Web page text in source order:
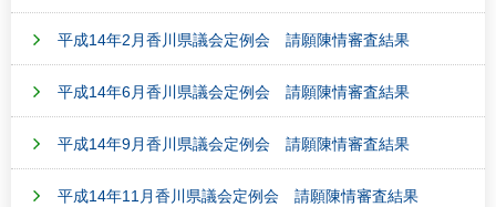
平成14年2月香川県議会定例会 請願陳情審査結果
平成14年6月香川県議会定例会 請願陳情審査結果
平成14年9月香川県議会定例会 請願陳情審査結果
平成14年11月香川県議会定例会 請願陳情審査結果